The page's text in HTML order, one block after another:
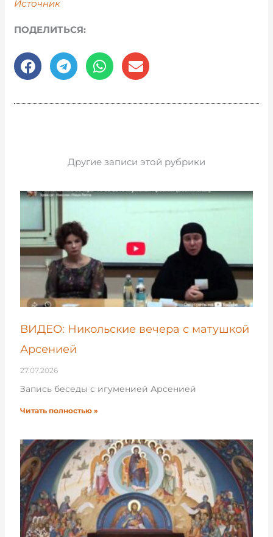
Источник
ПОДЕЛИТЬСЯ:
Другие записи этой рубрики
ВИДЕО: Никольские вечера с матушкой
Арсенией
27.07.2026
Запись беседы с игуменией Арсенией
Читать полностью »